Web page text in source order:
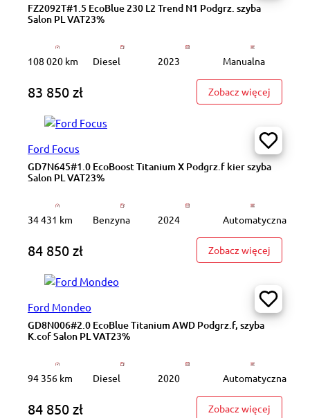
FZ2092T#1.5 EcoBlue 230 L2 Trend N1 Podgrz. szyba
Salon PL VAT23%
108 020 km Diesel 2023 Manualna
83 850 zł Zobacz więcej
Ford Focus
GD7N645#1.0 EcoBoost Titanium X Podgrz.f kier szyba
Salon PL VAT23%
34 431 km Benzyna 2024 Automatyczna
84 850 zł Zobacz więcej
Ford Mondeo
GD8N006#2.0 EcoBlue Titanium AWD Podgrz.f, szyba
K.cof Salon PL VAT23%
94 356 km Diesel 2020 Automatyczna
84 850 zł Zobacz więcej